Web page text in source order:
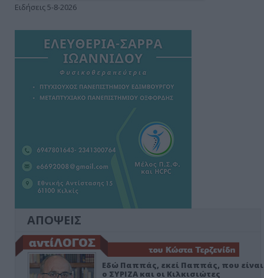
Ειδήσεις 5-8-2026
ΑΠΟΨΕΙΣ
Εδώ Παππάς, εκεί Παππάς, που είναι
ο ΣΥΡΙΖΑ και οι Κιλκισιώτες